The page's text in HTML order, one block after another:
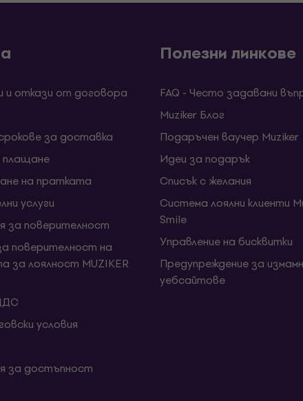
и откази от договора
за доставка
плащане
на пратката
услуги
за поверителност
поверителност на
за лоялност MUZIKER
условия
за достъпност
Полезни линкове
FAQ - Често задавани
Muziker Блог
Подаръчен ваучер Muziker
Идеи за подарък
Списък с желания
Система лоялни клиенти
Smile
Управление на бисквитки
Предупреждение за
уебсайтове